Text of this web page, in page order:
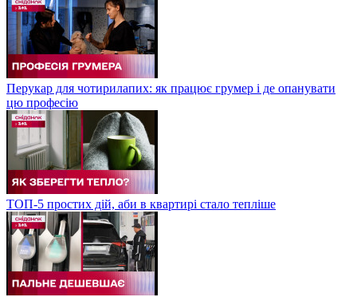
Перукар для чотирилапих: як працює грумер і де опанувати
цю професію
ТОП-5 простих дій, аби в квартирі стало тепліше